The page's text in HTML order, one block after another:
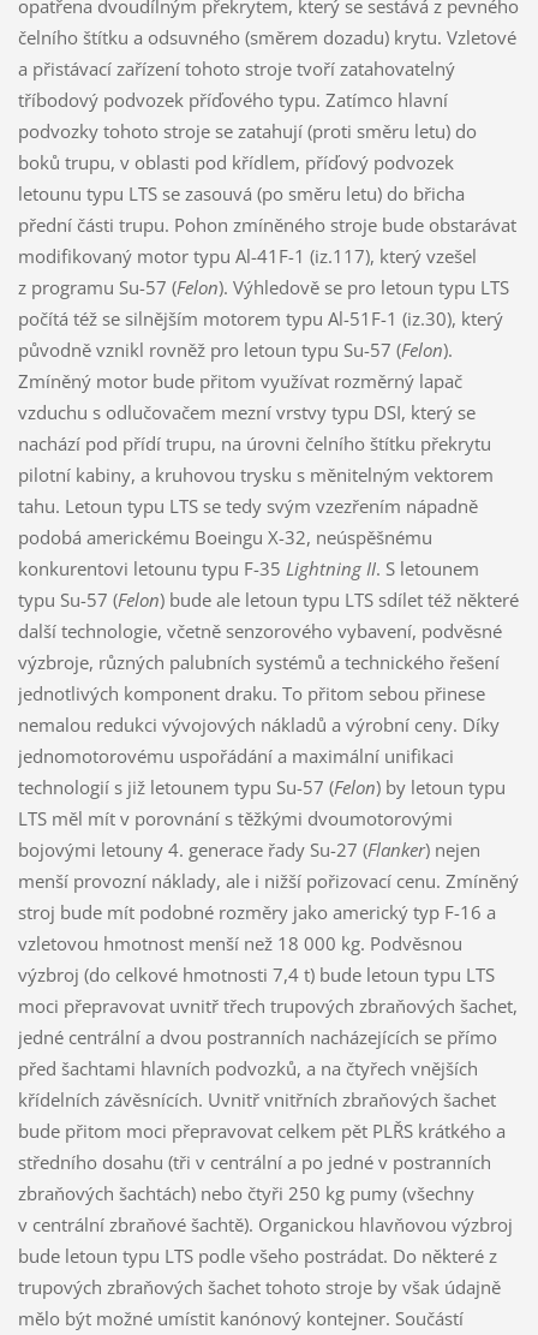
opatřena dvoudílným překrytem, který se sestává z pevného
čelního štítku a odsuvného (směrem dozadu) krytu. Vzletové
a přistávací zařízení tohoto stroje tvoří zatahovatelný
tříbodový podvozek příďového typu. Zatímco hlavní
podvozky tohoto stroje se zatahují (proti směru letu) do
boků trupu, v oblasti pod křídlem, příďový podvozek
letounu typu LTS se zasouvá (po směru letu) do břicha
přední části trupu. Pohon zmíněného stroje bude obstarávat
modifikovaný motor typu Al-41F-1 (iz.117), který vzešel
z programu Su-57 (Felon). Výhledově se pro letoun typu LTS
počítá též se silnějším motorem typu Al-51F-1 (iz.30), který
původně vznikl rovněž pro letoun typu Su-57 (Felon).
Zmíněný motor bude přitom využívat rozměrný lapač
vzduchu s odlučovačem mezní vrstvy typu DSI, který se
nachází pod přídí trupu, na úrovni čelního štítku překrytu
pilotní kabiny, a kruhovou trysku s měnitelným vektorem
tahu. Letoun typu LTS se tedy svým vzezřením nápadně
podobá americkému Boeingu X-32, neúspěšnému
konkurentovi letounu typu F-35 Lightning II. S letounem
typu Su-57 (Felon) bude ale letoun typu LTS sdílet též některé
další technologie, včetně senzorového vybavení, podvěsné
výzbroje, různých palubních systémů a technického řešení
jednotlivých komponent draku. To přitom sebou přinese
nemalou redukci vývojových nákladů a výrobní ceny. Díky
jednomotorovému uspořádání a maximální unifikaci
technologií s již letounem typu Su-57 (Felon) by letoun typu
LTS měl mít v porovnání s těžkými dvoumotorovými
bojovými letouny 4. generace řady Su-27 (Flanker) nejen
menší provozní náklady, ale i nižší pořizovací cenu. Zmíněný
stroj bude mít podobné rozměry jako americký typ F-16 a
vzletovou hmotnost menší než 18 000 kg. Podvěsnou
výzbroj (do celkové hmotnosti 7,4 t) bude letoun typu LTS
moci přepravovat uvnitř třech trupových zbraňových šachet,
jedné centrální a dvou postranních nacházejících se přímo
před šachtami hlavních podvozků, a na čtyřech vnějších
křídelních závěsnících. Uvnitř vnitřních zbraňových šachet
bude přitom moci přepravovat celkem pět PLŘS krátkého a
středního dosahu (tři v centrální a po jedné v postranních
zbraňových šachtách) nebo čtyři 250 kg pumy (všechny
v centrální zbraňové šachtě). Organickou hlavňovou výzbroj
bude letoun typu LTS podle všeho postrádat. Do některé z
trupových zbraňových šachet tohoto stroje by však údajně
mělo být možné umístit kanónový kontejner. Součástí